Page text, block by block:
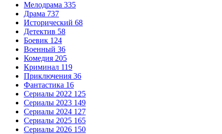
Мелодрама 335
Драма 737
Исторический 68
Детектив 58
Боевик 124
Военный 36
Комедия 205
Криминал 119
Приключения 36
Фантастика 16
Сериалы 2022 125
Сериалы 2023 149
Сериалы 2024 127
Сериалы 2025 165
Сериалы 2026 150